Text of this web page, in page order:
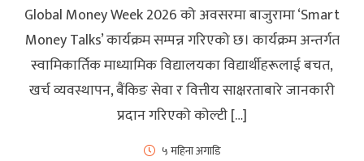
Global Money Week 2026 को अवसरमा बाजुरामा ‘Smart
Money Talks’ कार्यक्रम सम्पन्न गरिएको छ। कार्यक्रम अन्तर्गत
स्वामिकार्तिक माध्यामिक विद्यालयका विद्यार्थीहरूलाई बचत,
खर्च व्यवस्थापन, बैंकिङ सेवा र वित्तीय साक्षरताबारे जानकारी
प्रदान गरिएको कोल्टी […]
५ महिना अगाडि